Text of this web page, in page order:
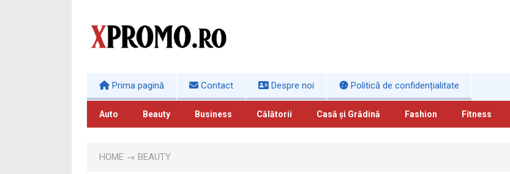
Prima pagină Contact Despre noi Politică de confidențialitate
Auto Beauty Business Călătorii Casă și Grădină Fashion Fitness
HOME → BEAUTY